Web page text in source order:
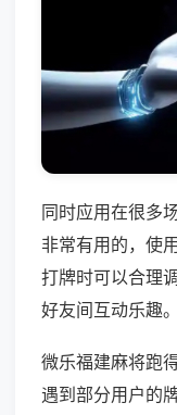
同时应用在很多
非常有用的，使
打牌时可以合理
好友间互动乐趣。
微乐福建麻将跑
遇到部分用户的